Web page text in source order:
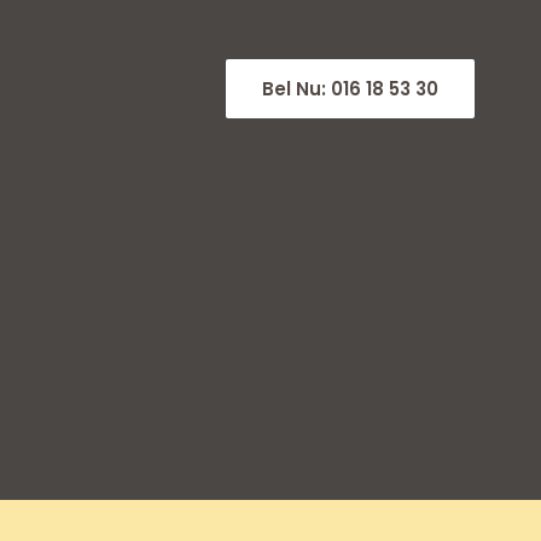
Bel Nu: 016 18 53 30